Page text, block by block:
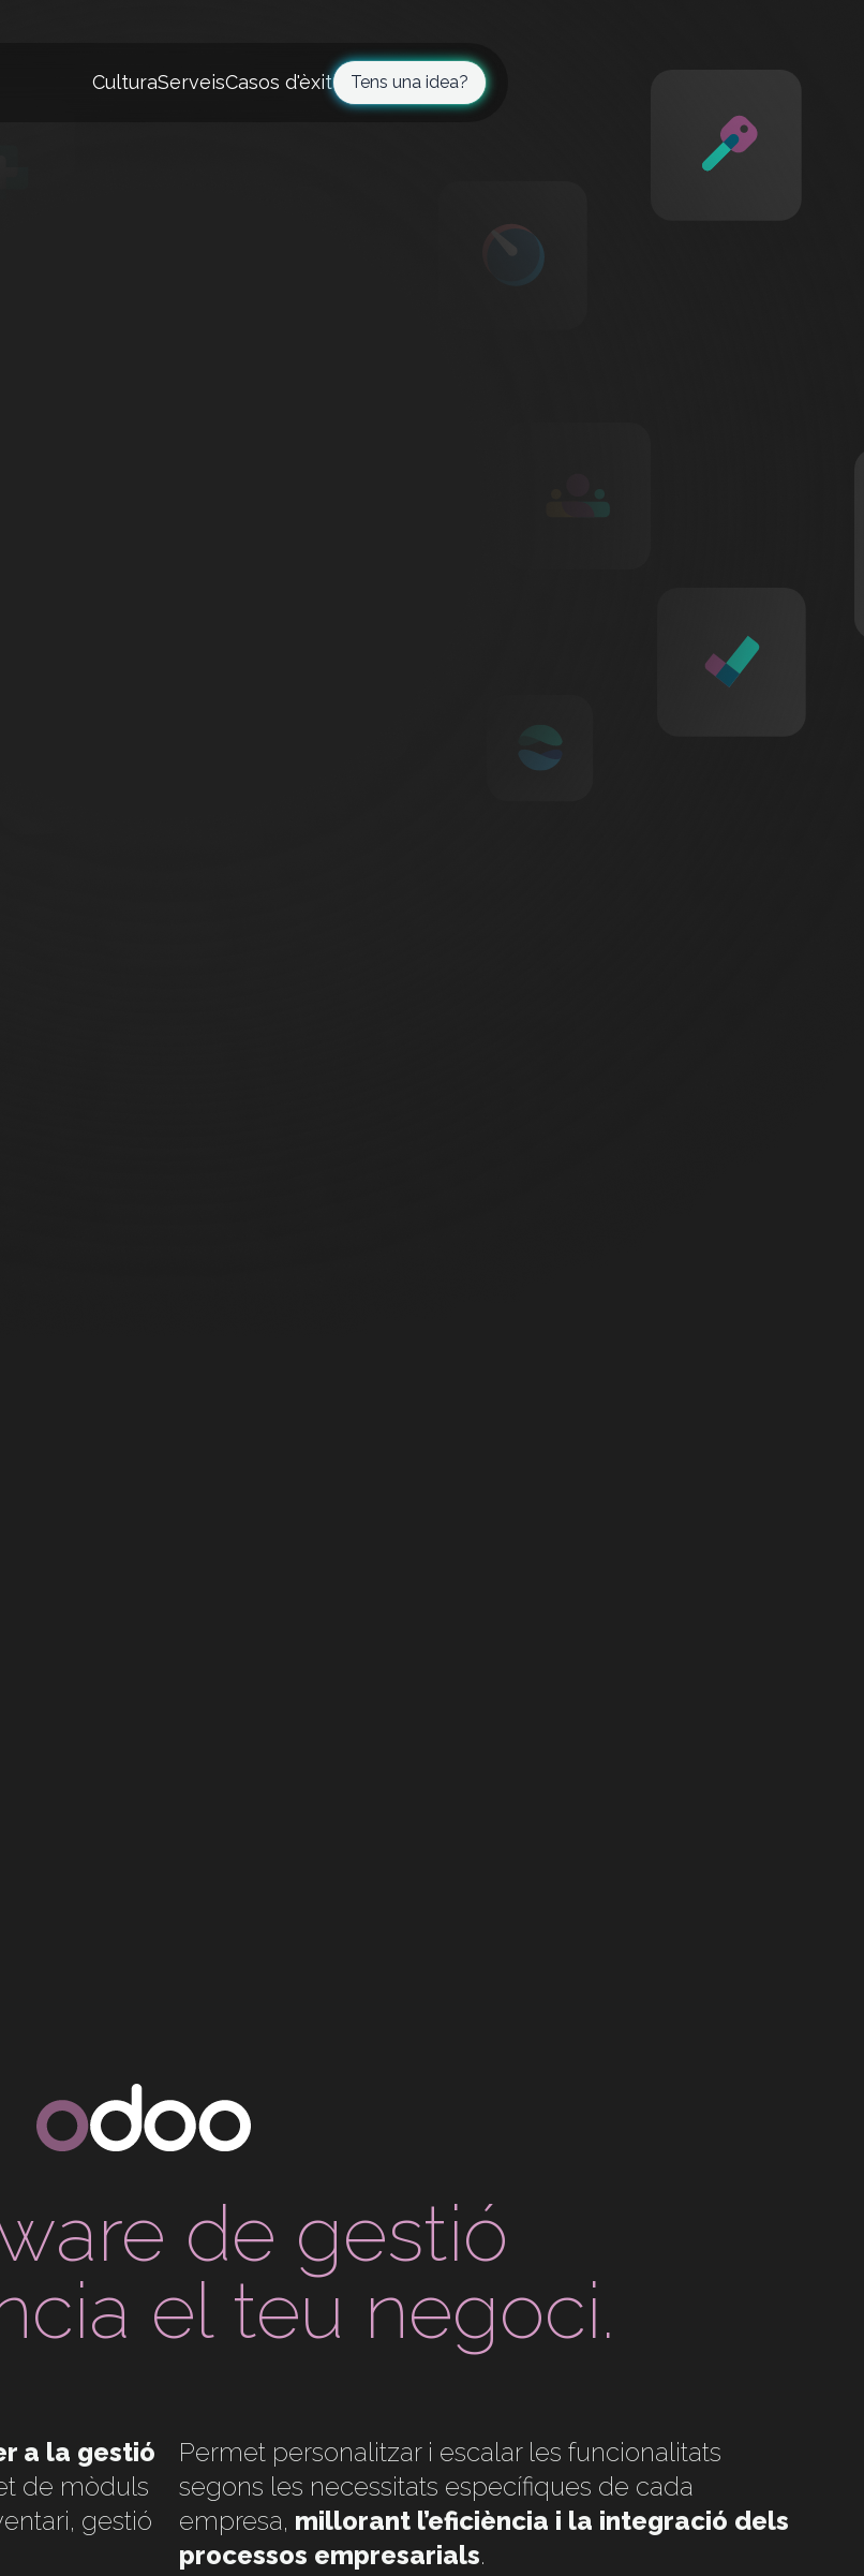
CulturaServeisCasos d'èxit Tens una idea?
de gestió
el teu negoci.
a la gestió
de mòduls
gestió
Permet personalitzar i escalar les funcionalitats
segons les necessitats específiques de cada
empresa, millorant l’eficiència i la integració dels
processos empresarials.